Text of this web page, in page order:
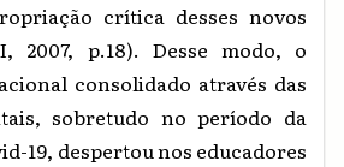
crítica desses novos
2007, p.18). Desse modo, o
consolidado através das
sobretudo no período da
19, despertou nos educadores